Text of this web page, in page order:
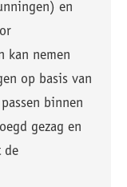
en
kan nemen
op basis van
binnen
gezag en
de